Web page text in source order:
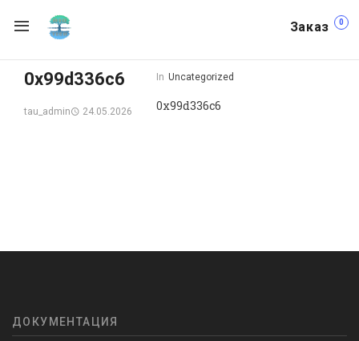
Заказ 0
0x99d336c6
tau_admin 24.05.2026
In Uncategorized
0x99d336c6
ДОКУМЕНТАЦИЯ